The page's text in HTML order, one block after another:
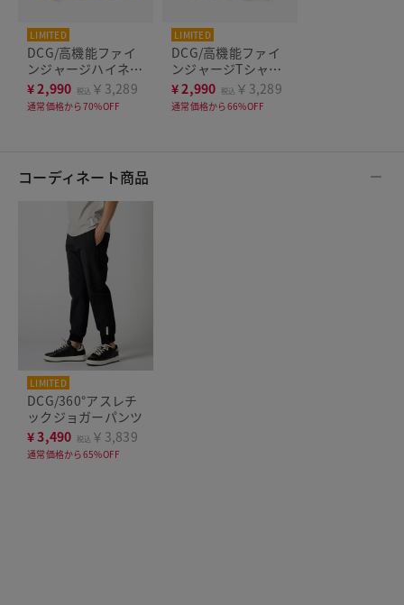
LIMITED
DCG/高機能ファイ
ンジャージハイネッ
ク長袖
¥2,990 税込 ￥3,289
通常価格から70%OFF
LIMITED
DCG/高機能ファイ
ンジャージTシャツ
半袖
¥2,990 税込 ￥3,289
通常価格から66%OFF
コーディネート商品
LIMITED
DCG/360°アスレチ
ックジョガーパンツ
¥3,490 税込 ￥3,839
通常価格から65%OFF